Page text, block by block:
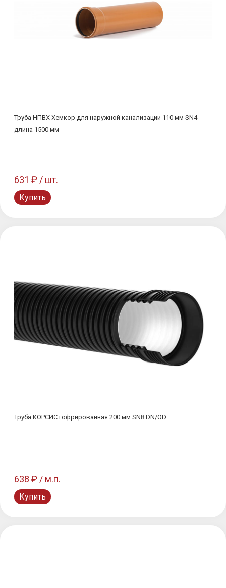
Труба НПВХ Хемкор для наружной канализации 110 мм SN4
длина 1500 мм
631 ₽ / шт.
Купить
Труба КОРСИС гофрированная 200 мм SN8 DN/OD
638 ₽ / м.п.
Купить